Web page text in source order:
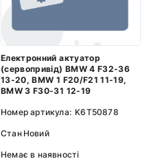
Електронний актуатор
(сервопривід) BMW 4 F32-36
13-20, BMW 1 F20/F21 11-19,
BMW 3 F30-31 12-19
Номер артикула: K6T50878
Стан Новий
Немає в наявності